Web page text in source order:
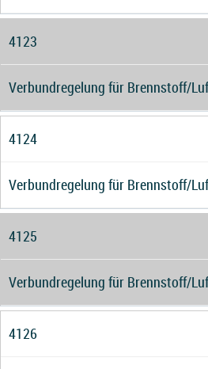
4123
Verbundregelung für Brennstoff/
4124
Verbundregelung für Brennstoff/
4125
Verbundregelung für Brennstoff/
4126